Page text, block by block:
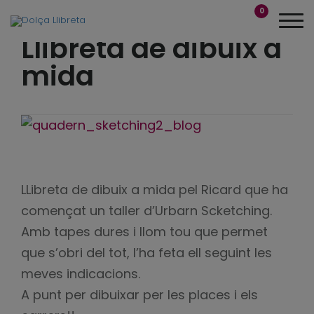
0
Llibreta de dibuix a
mida
LLibreta de dibuix a mida pel Ricard que ha
començat un taller d’Urbarn Scketching.
Amb tapes dures i llom tou que permet
que s’obri del tot, l’ha feta ell seguint les
meves indicacions.
A punt per dibuixar per les places i els